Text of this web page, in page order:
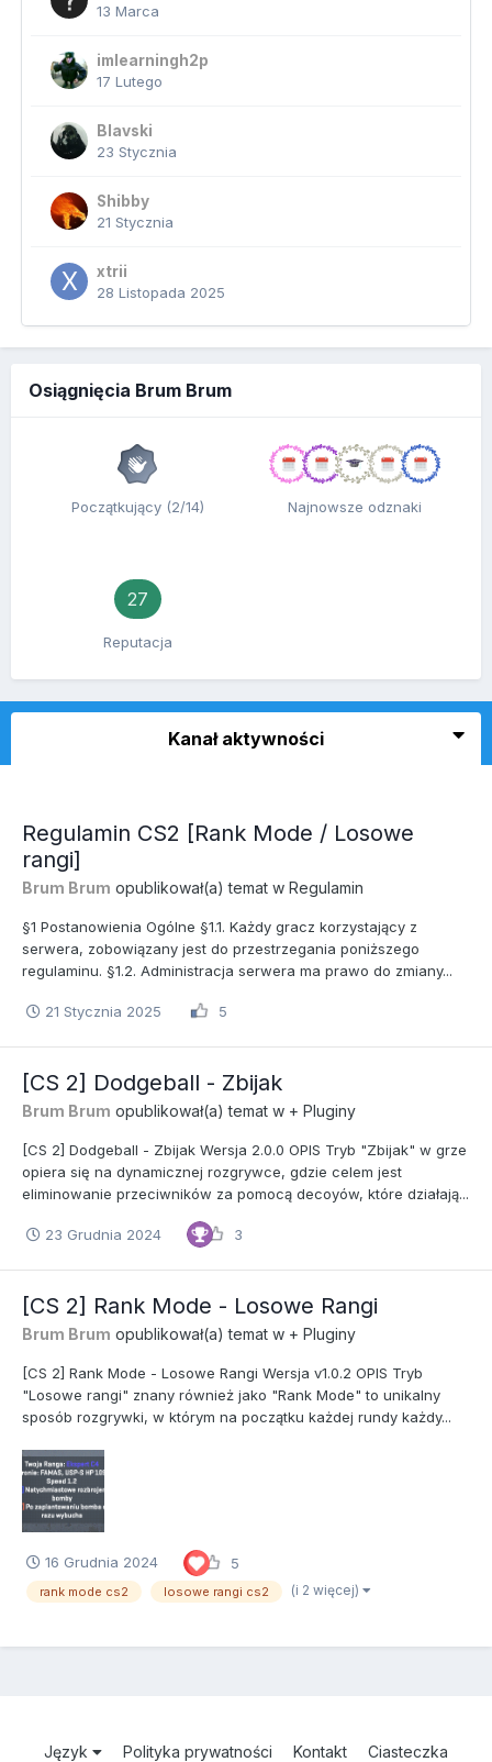
13 Marca
imlearningh2p
17 Lutego
Blavski
23 Stycznia
Shibby
21 Stycznia
xtrii
28 Listopada 2025
Osiągnięcia Brum Brum
Początkujący (2/14) Najnowsze odznaki
27
Reputacja
Kanał aktywności
Regulamin CS2 [Rank Mode / Losowe
rangi]
Brum Brum opublikował(a) temat w Regulamin
§1 Postanowienia Ogólne §1.1. Każdy gracz korzystający z
serwera, zobowiązany jest do przestrzegania poniższego
regulaminu. §1.2. Administracja serwera ma prawo do zmiany...
21 Stycznia 2025 5
[CS 2] Dodgeball - Zbijak
Brum Brum opublikował(a) temat w + Pluginy
[CS 2] Dodgeball - Zbijak Wersja 2.0.0 OPIS Tryb "Zbijak" w grze
opiera się na dynamicznej rozgrywce, gdzie celem jest
eliminowanie przeciwników za pomocą decoyów, które działają...
23 Grudnia 2024 3
[CS 2] Rank Mode - Losowe Rangi
Brum Brum opublikował(a) temat w + Pluginy
[CS 2] Rank Mode - Losowe Rangi Wersja v1.0.2 OPIS Tryb
"Losowe rangi" znany również jako "Rank Mode" to unikalny
sposób rozgrywki, w którym na początku każdej rundy każdy...
16 Grudnia 2024 5
rank mode cs2 losowe rangi cs2 (i 2 więcej)
Język Polityka prywatności Kontakt Ciasteczka